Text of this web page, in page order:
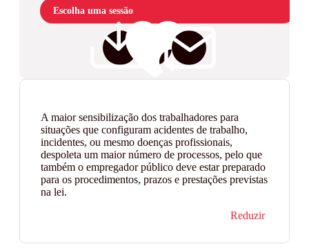
Escolha uma sessão
A maior sensibilização dos trabalhadores para
situações que configuram acidentes de trabalho,
incidentes, ou mesmo doenças profissionais,
despoleta um maior número de processos, pelo que
também o empregador público deve estar preparado
para os procedimentos, prazos e prestações previstas
na lei.
Reduzir